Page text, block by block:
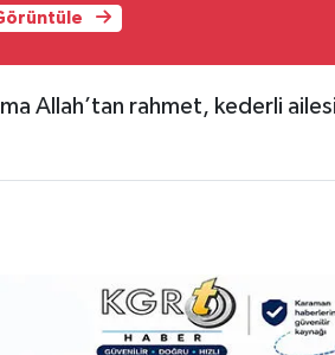
Allah’tan rahmet, kederli